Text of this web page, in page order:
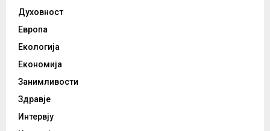
Духовност
Европа
Екологија
Економија
Занимливости
Здравје
Интервју